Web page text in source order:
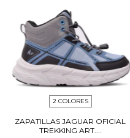
2 COLORES
ZAPATILLAS JAGUAR OFICIAL
TREKKING ART....